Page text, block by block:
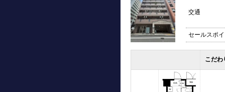
交通
セールスポ
こだわ